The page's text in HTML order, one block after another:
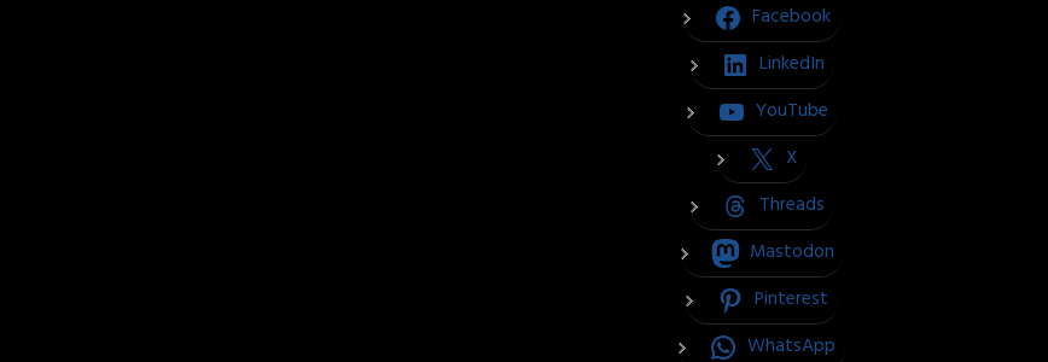
Facebook
LinkedIn
YouTube
X
Threads
Mastodon
Pinterest
WhatsApp